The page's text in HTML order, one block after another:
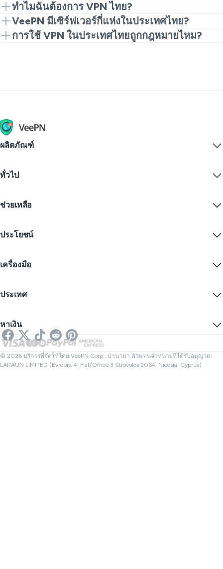
ทำไมฉันต้องการ VPN ไทย?
คุณต้องการ VPN ไทยเพื่อเข้าถึงบริการสตรีมในท้องถิ่น
อย่าง LINE TV, TrueID และ Thai PBS ด้วยความช่วย
เหลือของ VPN คุณสามารถหลีกเลี่ยงการจำกัดพื้นที่เมื่อ
VeePN มีเซิร์ฟเวอร์กี่แห่งในประเทศไทย?
VeePN มีเซิร์ฟเวอร์ในกรุงเทพเพื่อให้คุณท่องเว็บได้อย่าง
การใช้ VPN ในประเทศไทยถูกกฎหมายไหม?
ผลิตภัณฑ์
VPN for macOS
iOS VPN
Firefox
VPN ฟรี
ทั่วไป
ดาวน์โหลด VPN
ราคา
ส่วนลดนักเรียน
บล็อก
ช่วยเหลือ
ติดต่อเรา
นโยบายความเป็นส่วนตัว
การตั้งค่าคุกกี้
ประโยชน์
ความเป็นส่วนตัวทางอินเทอร์เน็ต
IP ไม่ระบุตัวตน
VPN สำหรับการสตรีม
Netflix VPN
เครื่องมือ
ซ่อน IP ของคุณ
SMS ออนไลน์
ตรวจสอบลิงก์
ตรวจสอบไฟล์
ประเทศ
VPN ของสหราชอาณาจักร
VPN ของแคนาดา
VPN ของตุรกี
หาเงิน
พันธมิตร
© 2026 บริการที่จัดให้โดย VeePN Corp., ปานามา ตัวแทนจำหน่ายที่ได้รับอนุญาต:
LARAUN LIMITED (Evropis, 4, Flat/Office 3 Strovolos 2064, Nicosia, Cyprus)